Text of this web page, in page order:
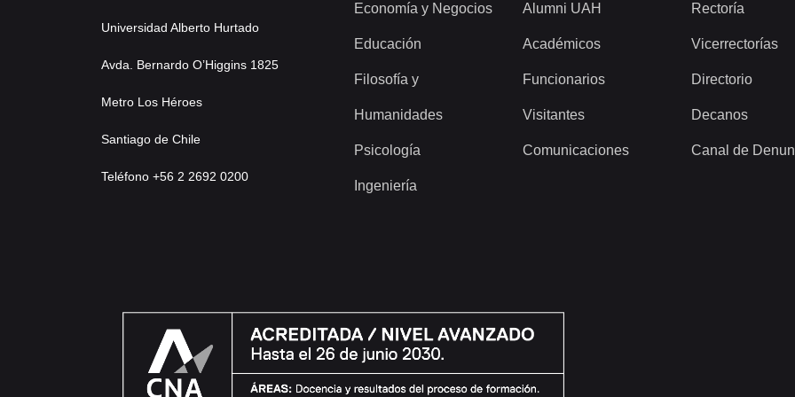
Universidad Alberto Hurtado
Avda. Bernardo O’Higgins 1825
Metro Los Héroes
Santiago de Chile
Teléfono +56 2 2692 0200
Economía y Negocios
Educación
Filosofía y
Humanidades
Psicología
Ingeniería
Alumni UAH
Académicos
Funcionarios
Visitantes
Comunicaciones
Rectoría
Vicerrectorías
Directorio
Decanos
Canal de